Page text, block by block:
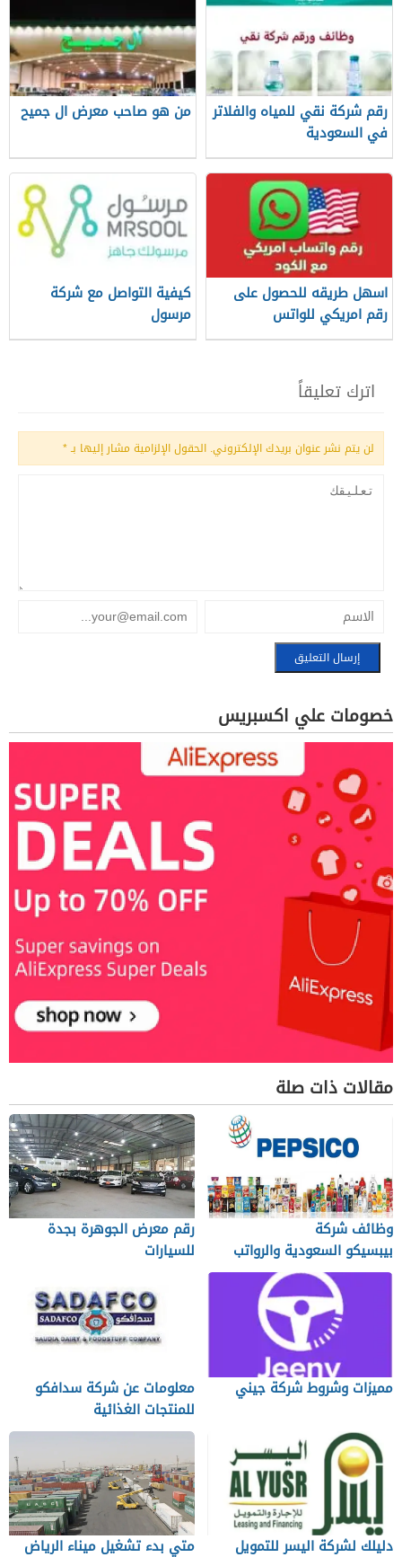
رقم شركة نقي للمياه والفلاتر
في السعودية
من هو صاحب معرض ال جميح
اسهل طريقه للحصول على
رقم امريكي للواتس
كيفية التواصل مع شركة
مرسول
اترك تعليقاً
لن يتم نشر عنوان بريدك الإلكتروني. الحقول الإلزامية مشار إليها بـ*
خصومات علي اكسبريس
مقالات ذات صلة
وظائف شركة
بيبسيكو السعودية والرواتب
وطرق التقديم
رقم معرض الجوهرة بجدة
للسيارات
مميزات وشروط شركة جيني
معلومات عن شركة سدافكو
للمنتجات الغذائية
دليلك لشركة اليسر للتمويل
متي بدء تشغيل ميناء الرياض